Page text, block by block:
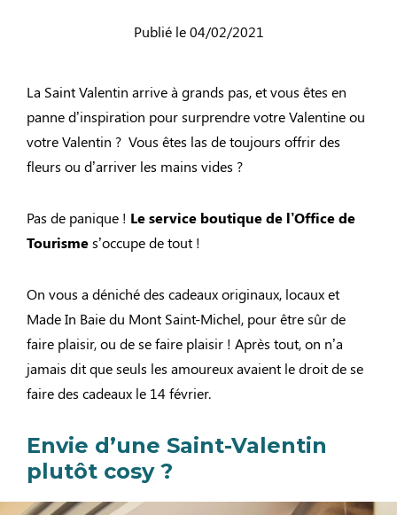
Publié le 04/02/2021
La Saint Valentin arrive à grands pas, et vous êtes en
panne d’inspiration pour surprendre votre Valentine ou
votre Valentin ? Vous êtes las de toujours offrir des
fleurs ou d’arriver les mains vides ?
Pas de panique ! Le service boutique de l’Office de
Tourismes’occupe de tout !
On vous a déniché des cadeaux originaux, locaux et
Made In Baie du Mont Saint-Michel, pour être sûr de
faire plaisir, ou de se faire plaisir ! Après tout, on n’a
jamais dit que seuls les amoureux avaient le droit de se
faire des cadeaux le 14 février.
Envie d’une Saint-Valentin
plutôt cosy ?